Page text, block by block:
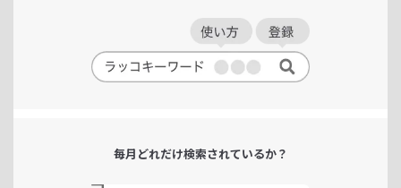
毎月どれだけ検索されているか？